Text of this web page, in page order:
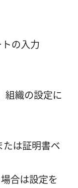
の入力
組織の設定に
は証明書ベ
合は設定を